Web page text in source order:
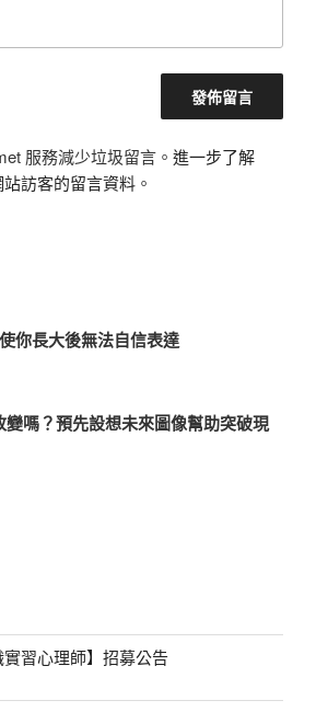
服務減少垃圾留言。 進一步了解
訪客的留言資料 。
你長大後無法自信表達
嗎？預先設想未來圖像幫助突破現
習心理師】招募公告